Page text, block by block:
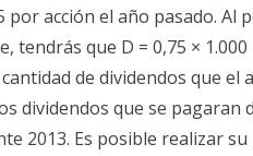
por acción el año pasado. Al
que D = 0,75 × 1.000
de dividendos que el
dividendos que se
2013. Es posible realizar